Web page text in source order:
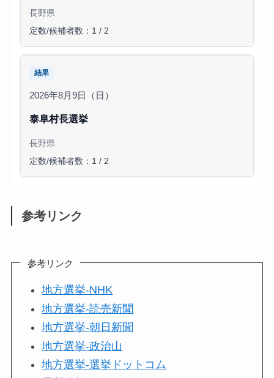
長野県
定数/候補者数：1 / 2
結果
2026年8月9日（日）
泰阜村長選挙
長野県
定数/候補者数：1 / 2
参考リンク
参考リンク
地方選挙-NHK
地方選挙-読売新聞
地方選挙-朝日新聞
地方選挙-政治山
地方選挙-選挙ドットコム